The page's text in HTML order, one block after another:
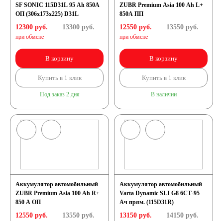
SF SONIC 115D31L 95 Ah 850A
ОП (306x173x225) D31L
12300 руб.
при обмене
13300руб.
В корзину
Купить в 1 клик
Под заказ 2 дня
ZUBR Premium Asia 100 Ah L+
850A ПП
12550 руб.
при обмене
13550руб.
В корзину
Купить в 1 клик
В наличии
Аккумулятор автомобильный
ZUBR Premium Asia 100 Ah R+
850 A ОП
12550 руб. 13550руб.
Аккумулятор автомобильный
Varta Dynamic SLI G8 6СТ-95
Ач прям. (115D31R)
13150 руб. 14150руб.